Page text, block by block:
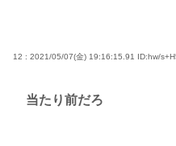
12 : 2021/05/07(金) 19:16:15.91 ID:hw/
当たり前だろ